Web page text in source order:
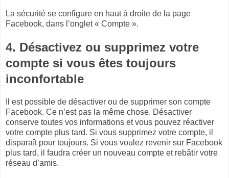
La sécurité se configure en haut à droite de la page
Facebook, dans l’onglet « Compte ».
4. Désactivez ou supprimez votre
compte si vous êtes toujours
inconfortable
Il est possible de désactiver ou de supprimer son compte
Facebook. Ce n’est pas la même chose. Désactiver
conserve toutes vos informations et vous pouvez réactiver
votre compte plus tard. Si vous supprimez votre compte, il
disparaît pour toujours. Si vous voulez revenir sur Facebook
plus tard, il faudra créer un nouveau compte et rebâtir votre
réseau d’amis.